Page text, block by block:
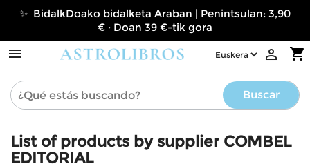
✨ BidalkDoako bidalketa Araban | Penintsulan: 3,90
€ · Doan 39 €-tik gora
 shopping_cart

Buscar
List of products by supplier COMBEL
EDITORIAL